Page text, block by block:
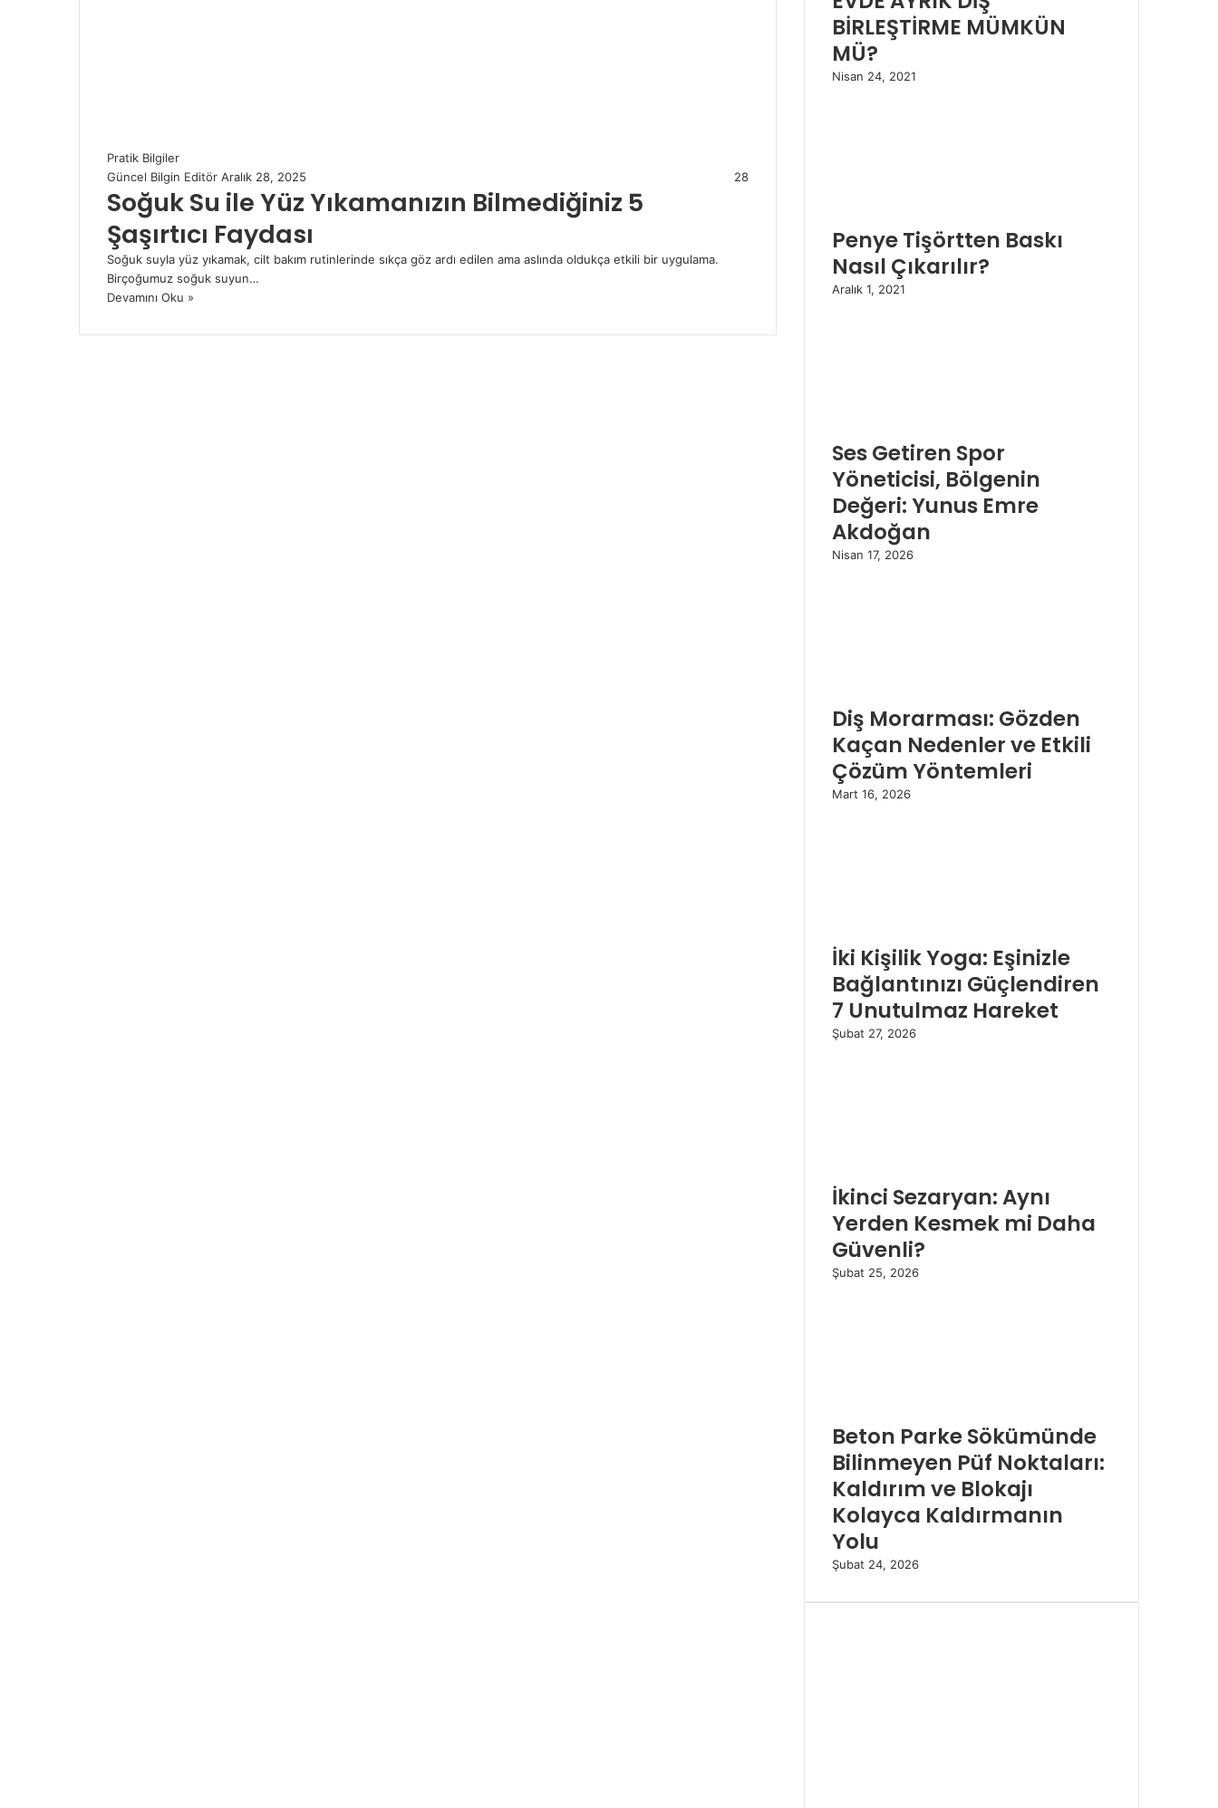
Pratik Bilgiler
Güncel Bilgin Editör Aralık 28, 2025 28
Soğuk Su ile Yüz Yıkamanızın Bilmediğiniz 5
Şaşırtıcı Faydası
Soğuk suyla yüz yıkamak, cilt bakım rutinlerinde sıkça göz ardı edilen ama aslında oldukça etkili bir uygulama.
Birçoğumuz soğuk suyun…
Devamını Oku »
BİRLEŞTİRME MÜMKÜN
MÜ?
Nisan 24, 2021
Penye Tişörtten Baskı
Nasıl Çıkarılır?
Aralık 1, 2021
Ses Getiren Spor
Yöneticisi, Bölgenin
Değeri: Yunus Emre
Akdoğan
Nisan 17, 2026
Diş Morarması: Gözden
Kaçan Nedenler ve Etkili
Çözüm Yöntemleri
Mart 16, 2026
İki Kişilik Yoga: Eşinizle
Bağlantınızı Güçlendiren
7 Unutulmaz Hareket
Şubat 27, 2026
İkinci Sezaryan: Aynı
Yerden Kesmek mi Daha
Güvenli?
Şubat 25, 2026
Beton Parke Sökümünde
Bilinmeyen Püf Noktaları:
Kaldırım ve Blokajı
Kolayca Kaldırmanın
Yolu
Şubat 24, 2026